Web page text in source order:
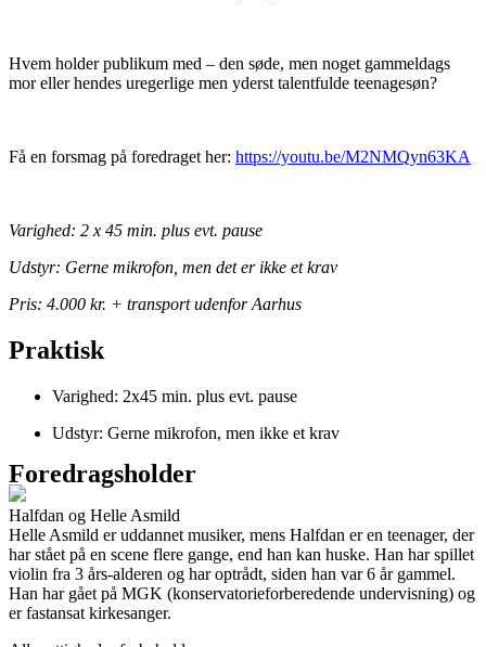
Hvem holder publikum med – den søde, men noget gammeldags
mor eller hendes uregerlige men yderst talentfulde teenagesøn?
Få en forsmag på foredraget her: https://youtu.be/M2NMQyn63KA
Varighed: 2 x 45 min. plus evt. pause
Udstyr: Gerne mikrofon, men det er ikke et krav
Pris: 4.000 kr. + transport udenfor Aarhus
Praktisk
Varighed: 2x45 min. plus evt. pause
Udstyr: Gerne mikrofon, men ikke et krav
Foredragsholder
Halfdan og Helle Asmild
Helle Asmild er uddannet musiker, mens Halfdan er en teenager, der
har stået på en scene flere gange, end han kan huske. Han har spillet
violin fra 3 års-alderen og har optrådt, siden han var 6 år gammel.
Han har gået på MGK (konservatorieforberedende undervisning) og
er fastansat kirkesanger.